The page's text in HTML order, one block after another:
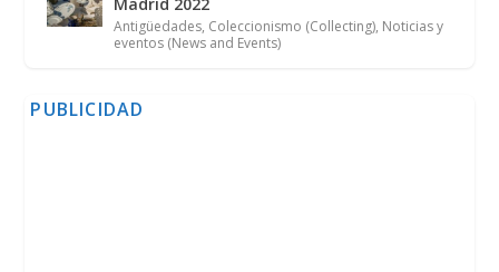
Antigüedades, Coleccionismo (Collecting), Noticias y
eventos (News and Events)
PUBLICIDAD